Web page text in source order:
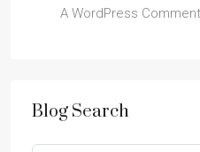
A WordPress
Blog Search